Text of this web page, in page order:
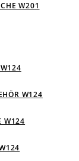
W201
W124
W124